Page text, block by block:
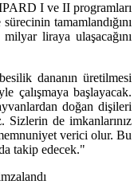
I ve II programları
tamamlandığını
liraya ulaşacağını
dananın üretilmesi
çalışmaya başlayacak.
doğan dişileri
Sizlerin de imkanlarınız
verici olur. Bu
takip edecek."